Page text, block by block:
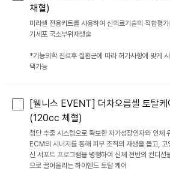
채혈)
미라셀 전용키트를 사용하여 신의료기술의 적합평
기세포 국소부위재생술
*기능의학 진료후 질환군에 따라 허가사항에 맞게
택가능
[웰니스 EVENT] 더차오름셀 토탈케
(120cc 체혈)
첨단 추출 시스템으로 확보한 자가성장인자와 인체
ECM의 시너지를 통해 피부 조직의 재생을 돕고, 고
신 서포트 프로그램을 병행하여 신체 전반의 컨디션
으로 끌어올리는 하이엔드 토탈 케어